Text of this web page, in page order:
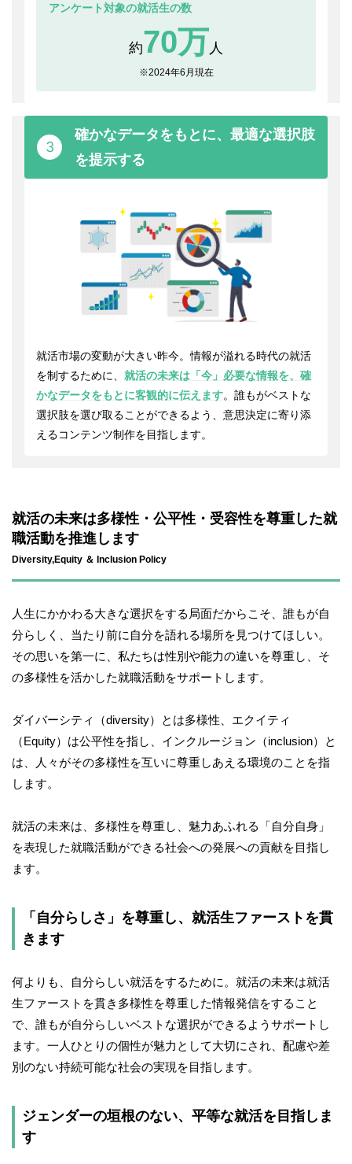
アンケート対象の就活生の数
約70万人
※2024年6月現在
3
確かなデータをもとに、最適な選択肢
を提示する
就活市場の変動が大きい昨今。情報が溢れる時代の就活
を制するために、 就活の未来は「今」必要な情報を、確
かなデータをもとに客観的に伝えます。誰もがベストな
選択肢を選び取ることができるよう、意思決定に寄り添
えるコンテンツ制作を目指します。
就活の未来は多様性・公平性・受容性を尊重した就
職活動を推進します
Diversity,Equity ＆ Inclusion Policy
人生にかかわる大きな選択をする局面だからこそ、誰もが自
分らしく、当たり前に自分を語れる場所を見つけてほしい。
その思いを第一に、私たちは性別や能力の違いを尊重し、そ
の多様性を活かした就職活動をサポートします。
ダイバーシティ（diversity）とは多様性、エクイティ
（Equity）は公平性を指し、インクルージョン（inclusion）と
は、人々がその多様性を互いに尊重しあえる環境のことを指
します。
就活の未来は、多様性を尊重し、魅力あふれる「自分自身」
を表現した就職活動ができる社会への発展への貢献を目指し
ます。
「自分らしさ」を尊重し、就活生ファーストを貫
きます
何よりも、自分らしい就活をするために。就活の未来は就活
生ファーストを貫き多様性を尊重した情報発信をすること
で、誰もが自分らしいベストな選択ができるようサポートし
ます。一人ひとりの個性が魅力として大切にされ、配慮や差
別のない持続可能な社会の実現を目指します。
ジェンダーの垣根のない、平等な就活を目指しま
す